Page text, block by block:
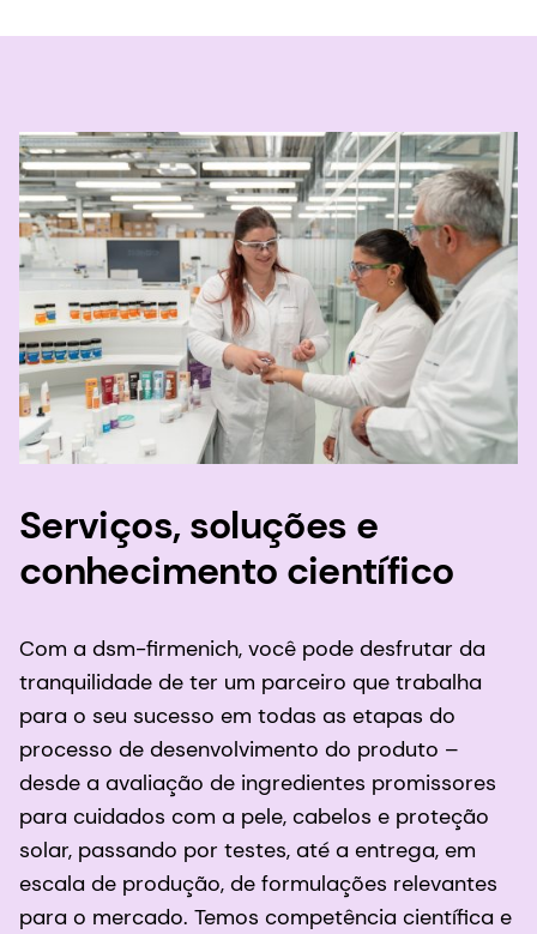
Serviços, soluções e
conhecimento científico
Com a dsm-firmenich, você pode desfrutar da
tranquilidade de ter um parceiro que trabalha
para o seu sucesso em todas as etapas do
processo de desenvolvimento do produto –
desde a avaliação de ingredientes promissores
para cuidados com a pele, cabelos e proteção
solar, passando por testes, até a entrega, em
escala de produção, de formulações relevantes
para o mercado. Temos competência científica e